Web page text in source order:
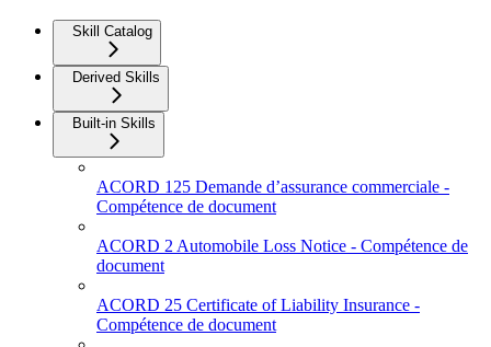
Skill Catalog
Derived Skills
Built-in Skills
ACORD 125 Demande d’assurance commerciale -
Compétence de document
ACORD 2 Automobile Loss Notice - Compétence de
document
ACORD 25 Certificate of Liability Insurance -
Compétence de document